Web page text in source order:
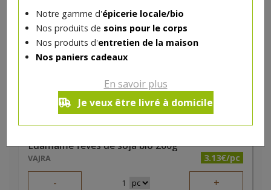
Notre gamme d'épicerie locale/bio
Nos produits de soins pour le corps
Nos produits d'entretien de la maison
Nos paniers cadeaux
En savoir plus
Je veux être livré à domicile
Edamame fèves de soja bio 200g
VAJRA 3.13€/pc
- 1 +